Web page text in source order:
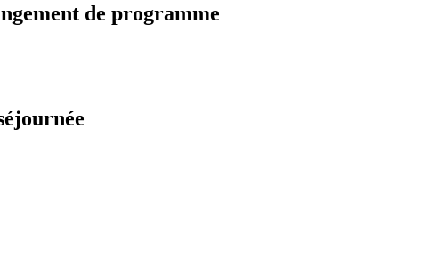
de programme